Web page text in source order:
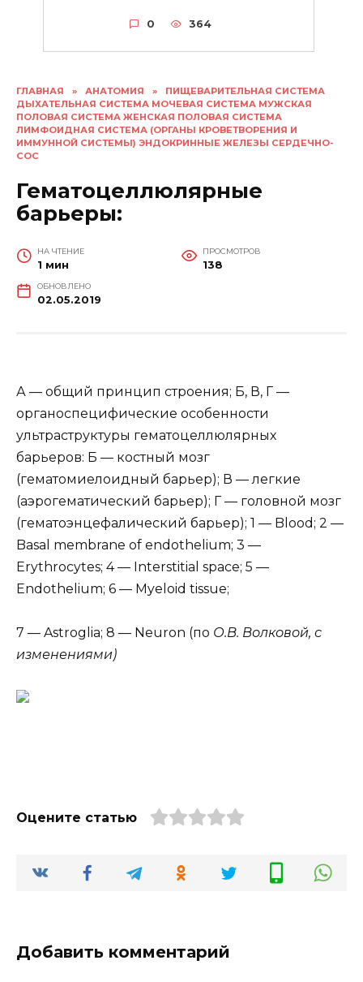
ГЛАВНАЯ » АНАТОМИЯ »
ПИЩЕВАРИТЕЛЬНАЯ СИСТЕМА
ДЫХАТЕЛЬНАЯ СИСТЕМА МОЧЕВАЯ СИСТЕМА МУЖСКАЯ
ПОЛОВАЯ СИСТЕМА ЖЕНСКАЯ ПОЛОВАЯ СИСТЕМА
ЛИМФОИДНАЯ СИСТЕМА (ОРГАНЫ КРОВЕТВОРЕНИЯ И
ИММУННОЙ СИСТЕМЫ) ЭНДОКРИННЫЕ ЖЕЛЕЗЫ СЕРДЕЧНО-
СОС
Гематоцеллюлярные
барьеры:
НА ЧТЕНИЕ
1 мин
ПРОСМОТРОВ
138
ОБНОВЛЕНО
02.05.2019
А — общий принцип строения; Б, В, Г —
органоспецифические особенности
ультраструктуры гематоцеллюлярных
барьеров: Б — костный мозг
(гематомиелоидный барьер); В — легкие
(аэрогематический барьер); Г — головной мозг
(гематоэнцефалический барьер); 1 — Blood; 2 —
Basal membrane of endothelium; 3 —
Erythrocytes; 4 — Interstitial space; 5 —
Endothelium; 6 — Myeloid tissue;
7 — Astroglia; 8 — Neuron (по О.В. Волковой, с
изменениями)
Оцените статью
Добавить комментарий
0 364